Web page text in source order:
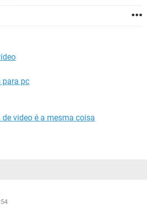
para pc
video é a mesma coisa